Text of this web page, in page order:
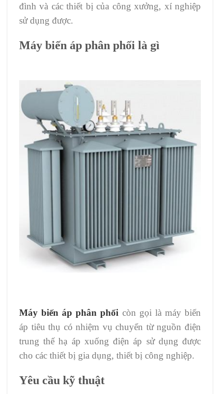
đình và các thiết bị của công xưởng, xí nghiệp
sử dụng được.
Máy biến áp phân phối là gì
Máy biến áp phân phối còn gọi là máy biến
áp tiêu thụ có nhiệm vụ chuyển từ nguồn điện
trung thế hạ áp xuống điện áp sử dụng được
cho các thiết bị gia dụng, thiết bị công nghiệp.
Yêu cầu kỹ thuật